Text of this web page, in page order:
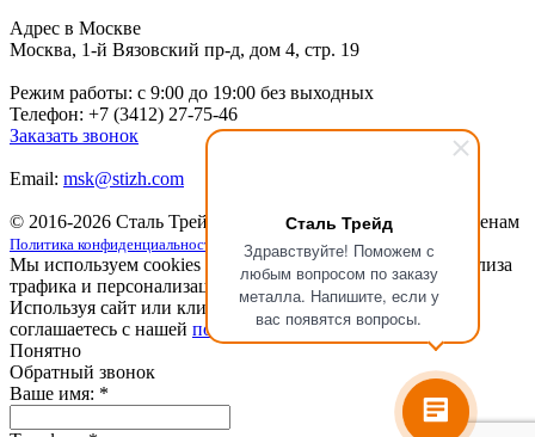
Сталь Трейд
Здравствуйте! Поможем с
любым вопросом по заказу
металла. Напишите, если у
вас появятся вопросы.
Адрес в Москве
Москва, 1-й Вязовский пр-д, дом 4, стр. 19
Режим работы: c 9:00 до 19:00 без выходных
Телефон: +7 (3412) 27-75-46
Заказать звонок
Email: msk@stizh.com
© 2016-2026 Сталь Трейд Металлопрокатпо выгодным ценам
Политика конфиденциальности
Мы используем cookies для улучшения работы сайта, анализа
трафика и персонализации.
Используя сайт или кликая на кнопку "Понятно", вы
соглашаетесь с нашей политикой конфиденциальности
Понятно
Обратный звонок
Ваше имя: *